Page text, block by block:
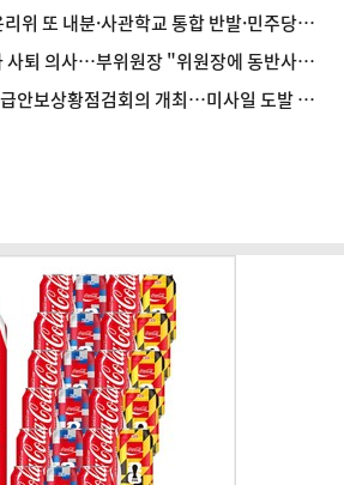
위 또 내분·사관학교 통합 반발·민주당
사퇴 의사…부위원장 "위원장에 동반사퇴
안보상황점검회의 개최…미사일 도발 중